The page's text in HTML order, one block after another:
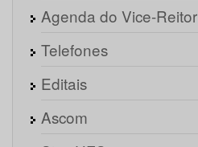
Agenda do Vice-Reitor
Telefones
Editais
Ascom